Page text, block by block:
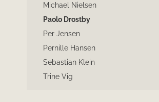
Michael Nielsen
Paolo Drostby
Per Jensen
Pernille Hansen
Sebastian Klein
Trine Vig